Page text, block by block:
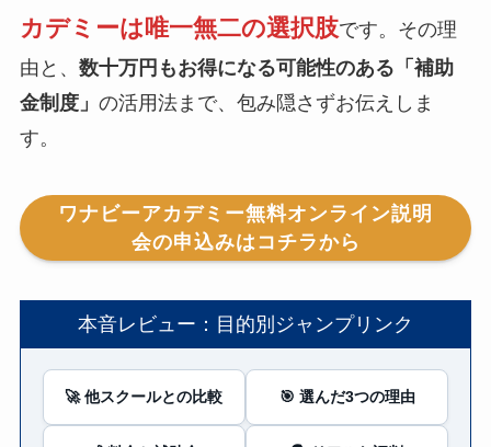
カデミーは唯一無二の選択肢です。その理
由と、 数十万円もお得になる可能性のある「補助
金制度」 の活用法まで、包み隠さずお伝えしま
す。
ワナビーアカデミー無料オンライン説明
会の申込みはコチラから
本音レビュー：目的別ジャンプリンク
🚀 他スクールとの比較 🎯 選んだ3つの理由